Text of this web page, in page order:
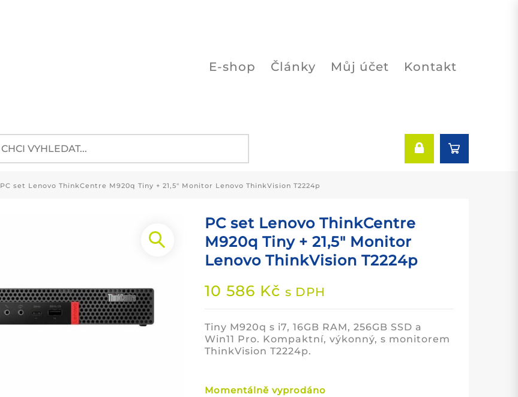
E-shop Články Můj účet Kontakt
PC set Lenovo ThinkCentre M920q Tiny + 21,5″ Monitor Lenovo ThinkVision T2224p
PC set Lenovo ThinkCentre
M920q Tiny + 21,5″ Monitor
Lenovo ThinkVision T2224p
10 586 Kč s DPH
Tiny M920q s i7, 16GB RAM, 256GB SSD a
Win11 Pro. Kompaktní, výkonný, s monitorem
ThinkVision T2224p.
Momentálně vyprodáno